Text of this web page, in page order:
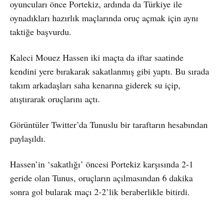
oyuncuları önce Portekiz, ardında da Türkiye ile
oynadıkları hazırlık maçlarında oruç açmak için aynı
taktiğe başvurdu.
Kaleci Mouez Hassen iki maçta da iftar saatinde
kendini yere bırakarak sakatlanmış gibi yaptı. Bu sırada
takım arkadaşları saha kenarına giderek su içip,
atıştırarak oruçlarını açtı.
Görüntüler Twitter’da Tunuslu bir taraftarın hesabından
paylaşıldı.
Hassen’in ‘sakatlığı’ öncesi Portekiz karşısında 2-1
geride olan Tunus, oruçların açılmasından 6 dakika
sonra gol bularak maçı 2-2’lik beraberlikle bitirdi.